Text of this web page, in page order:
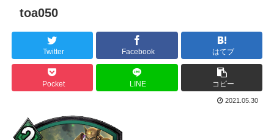
toa050
Twitter Facebook はてブ
Pocket LINE コピー
2021.05.30